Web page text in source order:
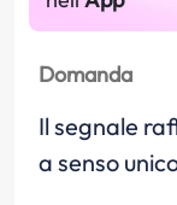
Domanda
Il segnale
a senso